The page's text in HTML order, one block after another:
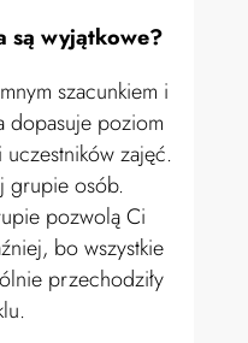
są wyjątkowe?
szacunkiem i
dopasuje poziom
zajęć.
grupie osób.
pozwolą Ci
bo wszystkie
przechodziły